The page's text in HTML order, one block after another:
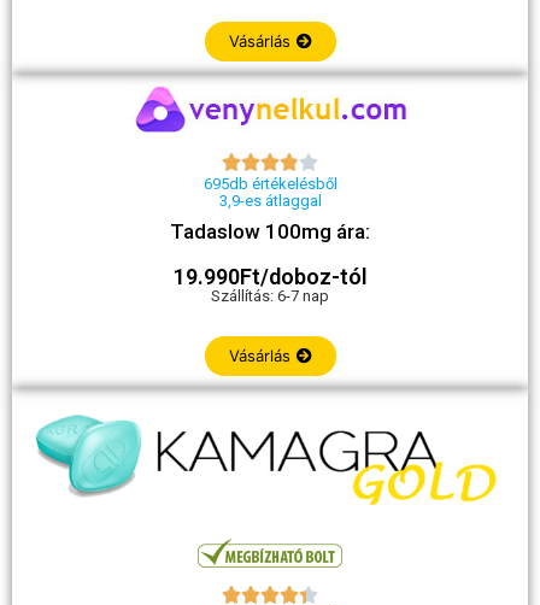
Vásárlás

695db értékelésből
3,9-es átlaggal
Tadaslow 100mg ára:
19.990Ft/doboz-tól
Szállítás: 6-7 nap
Vásárlás
